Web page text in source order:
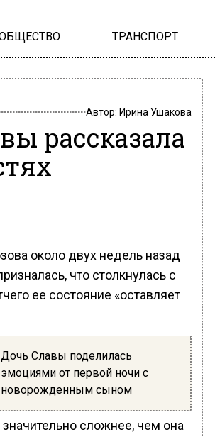
ТРАНСПОРТ
Автор: Ирина Ушакова
рассказала
около двух недель назад
что столкнулась с
ее состояние «оставляет
Дочь Славы поделилась
эмоциями от первой ночи с
новорожденным сыном
сложнее, чем она